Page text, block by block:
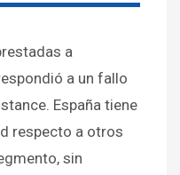
a
a un fallo
España tiene
respecto a otros
sin